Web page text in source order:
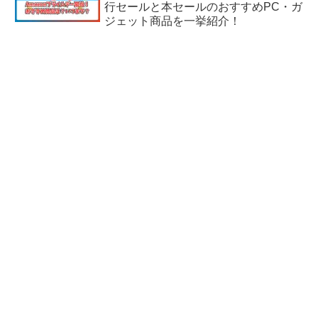
行セールと本セールのおすすめPC・ガ
ジェット商品を一挙紹介！